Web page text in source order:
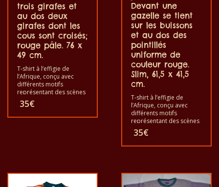
trois girafes et
au dos deux
girafes dont les
cous sont croisés;
rouge pâle. 76 x
49 cm.
T-shirt à l’effigie de
l’Afrique, conçu avec
différents motifs
représentant des scènes
et des animaux africains.
Chacun de ces t-shirts est
unique. Le t-shirt convient
35€
Devant une
gazelle se tient
sur les buissons
et au dos des
pointillés
uniforme de
couleur rouge.
Slim, 61,5 x 41,5
cm.
T-shirt à l’effigie de
l’Afrique, conçu avec
différents motifs
représentant des scènes
et des animaux africains.
Chacun de ces t-shirts est
unique. Le t-shirt convient
leur taille. Le t-shirt peut
être laver dans une
35€